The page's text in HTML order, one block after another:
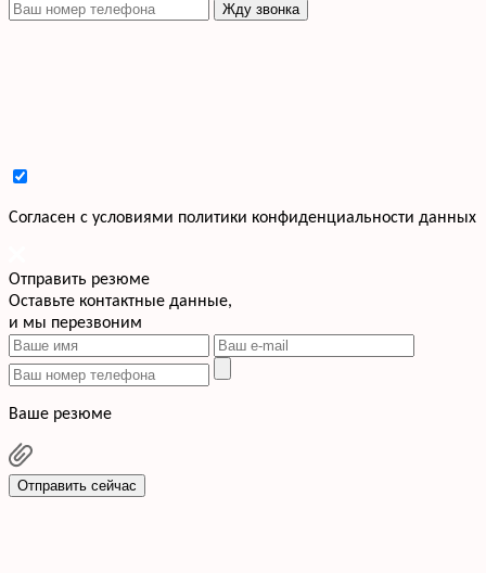
Жду звонка
Cогласен с условиями политики конфиденциальности данных
Отправить резюме
Оставьте контактные данные,
и мы перезвоним
Ваше резюме
Отправить сейчас